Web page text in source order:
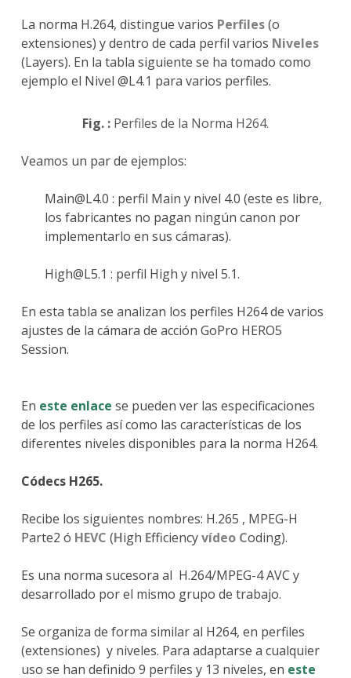
La norma H.264, distingue varios Perfiles(o
extensiones) y dentro de cada perfil varios Niveles
(Layers). En la tabla siguiente se ha tomado como
ejemplo el Nivel @L4.1 para varios perfiles.
Fig. : Perfiles de la Norma H264.
Veamos un par de ejemplos:
Main@L4.0 : perfil Main y nivel 4.0 (este es libre,
los fabricantes no pagan ningún canon por
implementarlo en sus cámaras).
High@L5.1 : perfil High y nivel 5.1.
En esta tabla se analizan los perfiles H264 de varios
ajustes de la cámara de acción GoPro HERO5
Session.
En este enlace se pueden ver las especificaciones
de los perfiles así como las características de los
diferentes niveles disponibles para la norma H264.
Códecs H265.
Recibe los siguientes nombres: H.265 , MPEG-H
Parte2 ó HEVC (High Efficiencyvídeo Coding).
Es una norma sucesora al H.264/MPEG-4 AVC y
desarrollado por el mismo grupo de trabajo.
Se organiza de forma similar al H264, en perfiles
(extensiones) y niveles. Para adaptarse a cualquier
uso se han definido 9 perfiles y 13 niveles, en este